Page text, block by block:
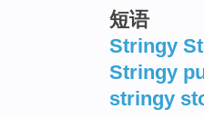
短语
Stringy
Stringy
stringy